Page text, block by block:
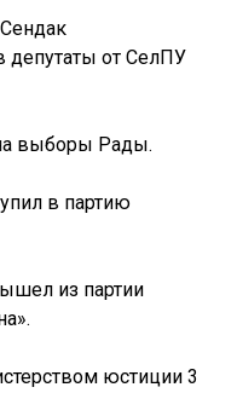
депутаты от СелПУ
выборы Рады.
в партию
из партии
юстиции 3